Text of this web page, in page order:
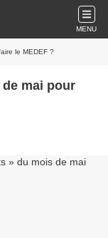
MENU
le MEDEF ?
mai pour